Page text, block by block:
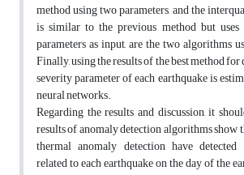
method using two parameters, and the
is similar to the previous method but
parameters as input, are the two algorithms
Finally, using the results of the best method
severity parameter of each earthquake is
neural networks.
Regarding the results and discussion, it
results of anomaly detection algorithms show
thermal anomaly detection have detected
related to each earthquake on the day of the